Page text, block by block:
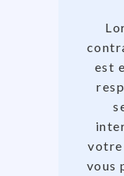
est
vous